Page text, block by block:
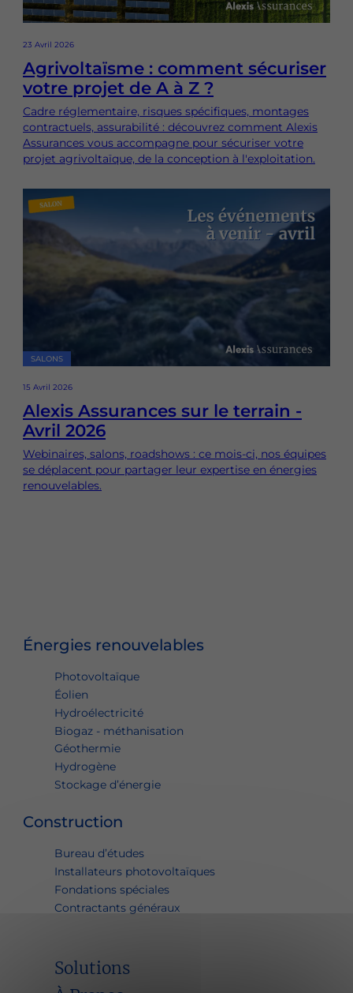
23 Avril 2026
Agrivoltaïsme : comment sécuriser
votre projet de A à Z ?
Cadre réglementaire, risques spécifiques, montages
contractuels, assurabilité : découvrez comment Alexis
Assurances vous accompagne pour sécuriser votre
projet agrivoltaïque, de la conception à l'exploitation.
SALONS
15 Avril 2026
Alexis Assurances sur le terrain -
Avril 2026
Webinaires, salons, roadshows : ce mois-ci, nos équipes
se déplacent pour partager leur expertise en énergies
renouvelables.
Énergies renouvelables
Photovoltaïque
Éolien
Hydroélectricité
Biogaz - méthanisation
Géothermie
Hydrogène
Stockage d’énergie
Construction
Bureau d’études
Installateurs photovoltaïques
Fondations spéciales
Contractants généraux
Solutions